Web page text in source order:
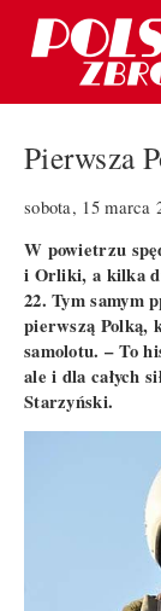
Pierwsza
sobota, 15 marca
W powietrzu
i Orliki, a kilka
22. Tym samym
pierwszą Polką,
samolotu. – To
ale i dla całych
Starzyński.